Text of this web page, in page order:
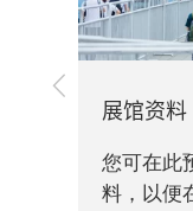
上
展馆资料
您可在此
料，以便